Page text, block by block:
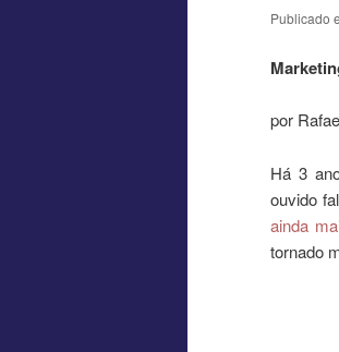
Publicado
por
Há 3
ouvido
ainda
tornado